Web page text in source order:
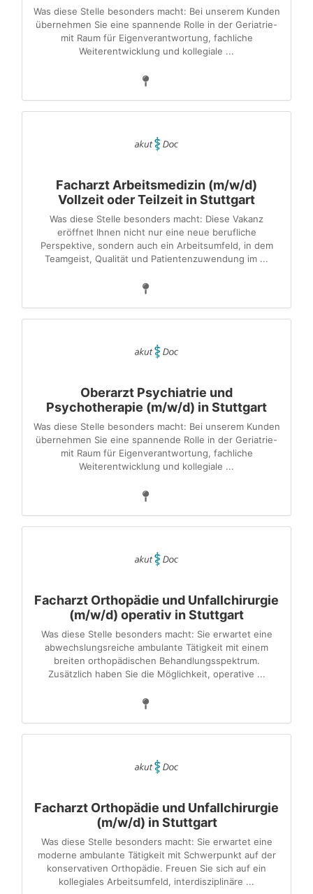
Was diese Stelle besonders macht: Bei unserem Kunden
übernehmen Sie eine spannende Rolle in der Geriatrie-
mit Raum für Eigenverantwortung, fachliche
Weiterentwicklung und kollegiale ...
Facharzt Arbeitsmedizin (m/w/d)
Vollzeit oder Teilzeit in Stuttgart
Was diese Stelle besonders macht: Diese Vakanz
eröffnet Ihnen nicht nur eine neue berufliche
Perspektive, sondern auch ein Arbeitsumfeld, in dem
Teamgeist, Qualität und Patientenzuwendung im ...
Oberarzt Psychiatrie und
Psychotherapie (m/w/d) in Stuttgart
Was diese Stelle besonders macht: Bei unserem Kunden
übernehmen Sie eine spannende Rolle in der Geriatrie-
mit Raum für Eigenverantwortung, fachliche
Weiterentwicklung und kollegiale ...
Facharzt Orthopädie und Unfallchirurgie
(m/w/d) operativ in Stuttgart
Was diese Stelle besonders macht: Sie erwartet eine
abwechslungsreiche ambulante Tätigkeit mit einem
breiten orthopädischen Behandlungsspektrum.
Zusätzlich haben Sie die Möglichkeit, operative ...
Facharzt Orthopädie und Unfallchirurgie
(m/w/d) in Stuttgart
Was diese Stelle besonders macht: Sie erwartet eine
moderne ambulante Tätigkeit mit Schwerpunkt auf der
konservativen Orthopädie. Freuen Sie sich auf ein
kollegiales Arbeitsumfeld, interdisziplinäre ...